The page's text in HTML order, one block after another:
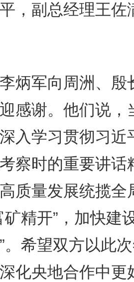
，副总经理王佐
军向周洲、殷
感谢。他们说，
入学习贯彻习近
察时的重要讲话
质量发展统揽全
矿精开”，加快建
。希望双方以此
化央地合作中更